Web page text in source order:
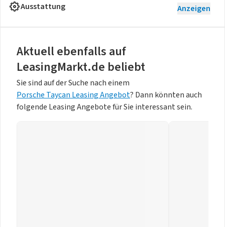
Ausstattung Anzeigen
Aktuell ebenfalls auf
LeasingMarkt.de beliebt
Sie sind auf der Suche nach einem
Porsche Taycan Leasing Angebot? Dann könnten auch
folgende Leasing Angebote für Sie interessant sein.